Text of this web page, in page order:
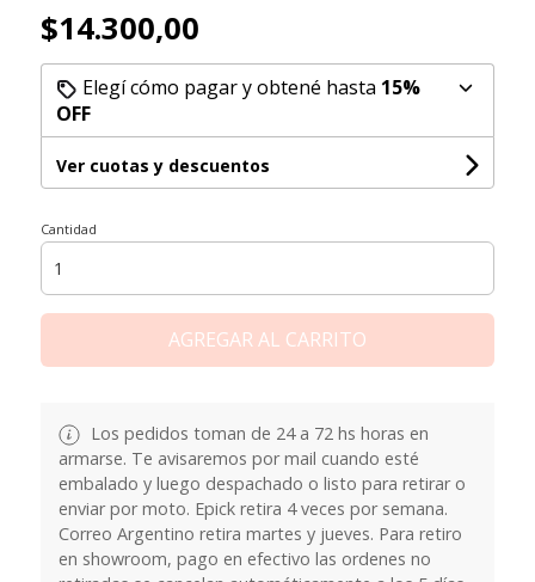
$14.300,00
Elegí cómo pagar y obtené hasta 15%
OFF
Ver cuotas y descuentos
Cantidad
AGREGAR AL CARRITO
Los pedidos toman de 24 a 72 hs horas en
armarse. Te avisaremos por mail cuando esté
embalado y luego despachado o listo para retirar o
enviar por moto. Epick retira 4 veces por semana.
Correo Argentino retira martes y jueves. Para retiro
en showroom, pago en efectivo las ordenes no